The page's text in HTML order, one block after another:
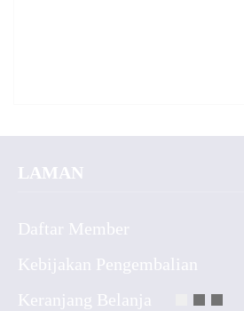
LAMAN
Daftar Member
Kebijakan Pengembalian
Keranjang Belanja